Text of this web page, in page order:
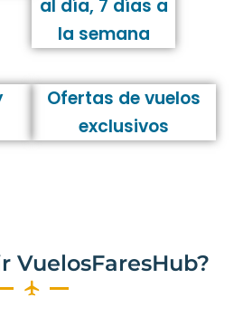
al día, 7 días a
la semana
Ofertas de vuelos
exclusivos
VuelosFaresHub?